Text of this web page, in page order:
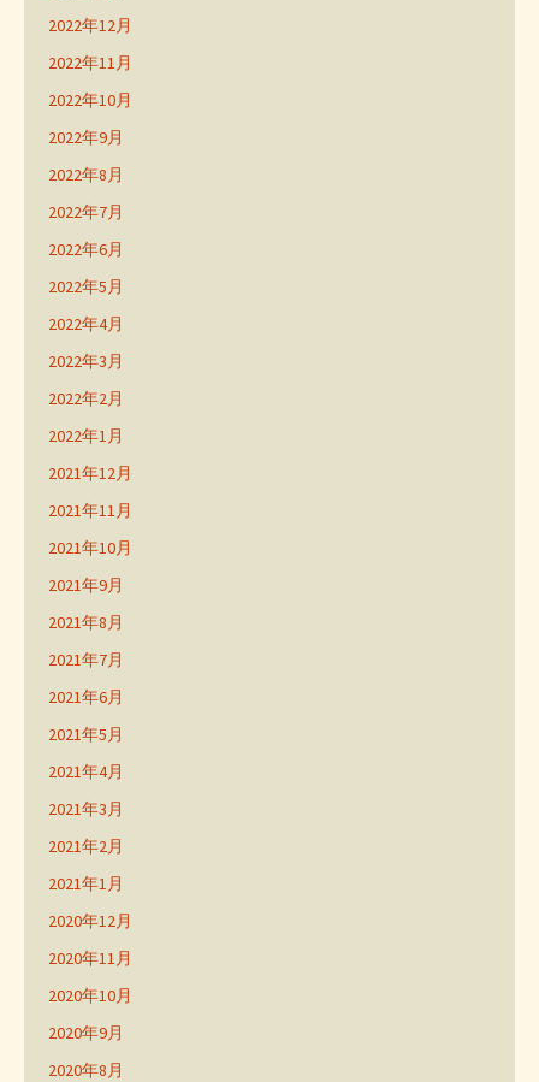
2022年12月
2022年11月
2022年10月
2022年9月
2022年8月
2022年7月
2022年6月
2022年5月
2022年4月
2022年3月
2022年2月
2022年1月
2021年12月
2021年11月
2021年10月
2021年9月
2021年8月
2021年7月
2021年6月
2021年5月
2021年4月
2021年3月
2021年2月
2021年1月
2020年12月
2020年11月
2020年10月
2020年9月
2020年8月